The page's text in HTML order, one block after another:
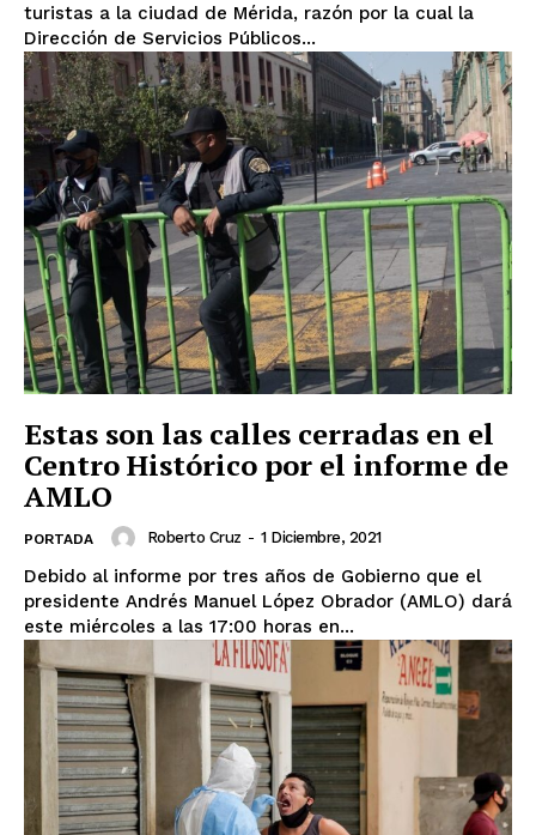
turistas a la ciudad de Mérida, razón por la cual la
Dirección de Servicios Públicos...
Estas son las calles cerradas en el
Centro Histórico por el informe de
AMLO
PORTADA Roberto Cruz - 1 Diciembre, 2021
Debido al informe por tres años de Gobierno que el
presidente Andrés Manuel López Obrador (AMLO) dará
este miércoles a las 17:00 horas en...